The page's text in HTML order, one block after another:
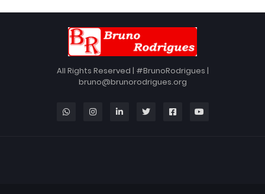
All Rights Reserved | #BrunoRodrigues |
bruno@brunorodrigues.org